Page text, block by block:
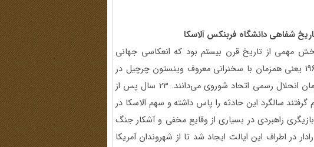
شفاهی دانشگاه فربنکس آلاسکا
مهمی از تاریخ قرن بیستم بود که انعکاسی جهانی
داشت. بسیاری مدت جنگ سرد را از 5 مارس 1964 یعنی همزمان با سخنرانی معروف وینستون چرچیل در
مورد ایجاد «پرده آهنین»، تا 2 دسامبر سال1991 زمان انحلال رسمی اتحاد شوروی می‌دانند. 23 سال پس از
اهالی آلاسکا تصمیم گرفتند سالگرد این حادثه را پاس داشته و سهم آلاسکا در
راهبردی در بسیاری از وقایع مخفی و آشکار جنگ
در اطراف این ایالت ایجاد شد تا از شهروندان آمریکا